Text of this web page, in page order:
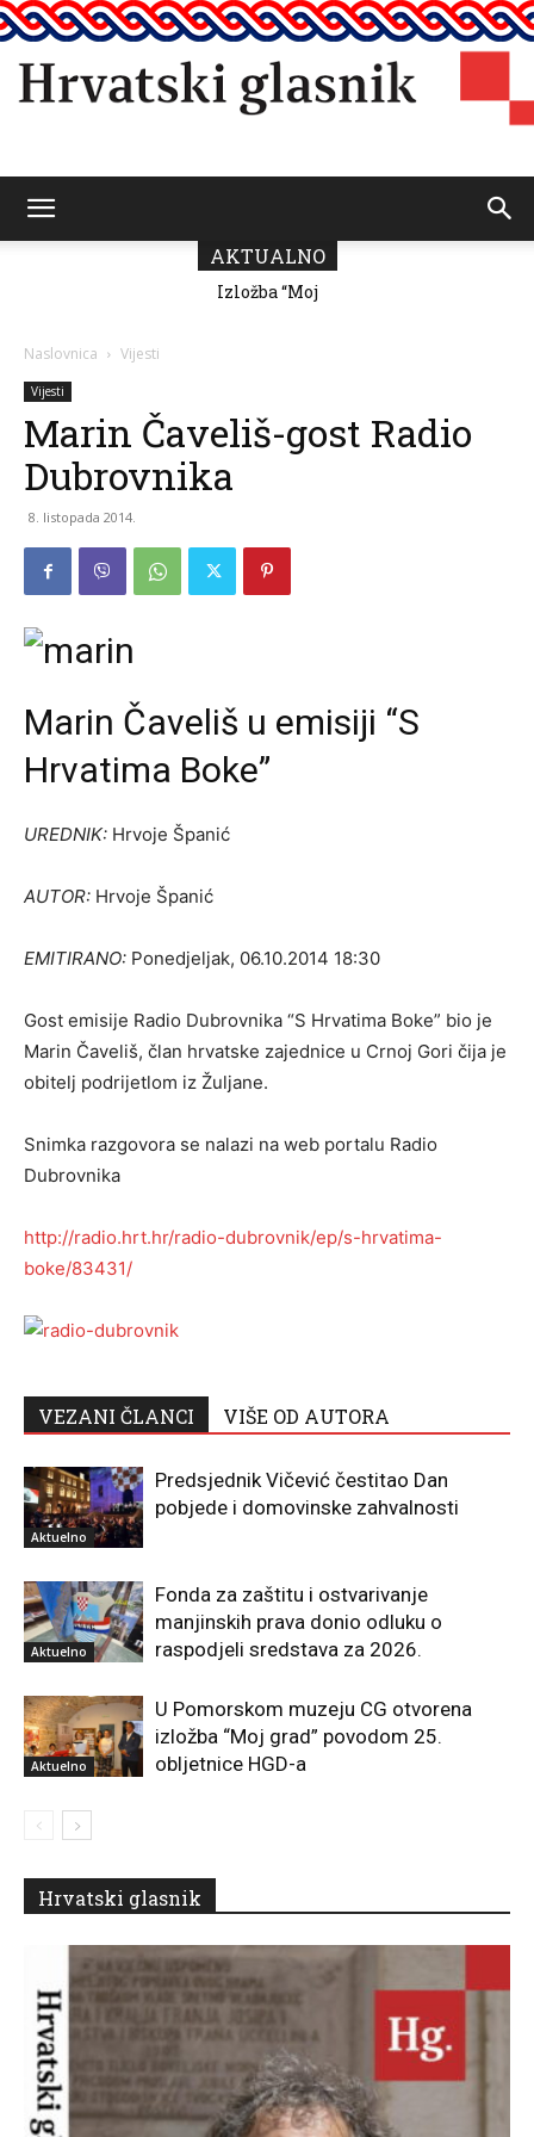
AKTUALNO
Izložba “Moj
Naslovnica Vijesti
Vijesti
Marin Čaveliš-gost Radio
Dubrovnika
8. listopada 2014.
Marin Čaveliš u emisiji “S
Hrvatima Boke”
UREDNIK: Hrvoje Španić
AUTOR: Hrvoje Španić
EMITIRANO: Ponedjeljak, 06.10.2014 18:30
Gost emisije Radio Dubrovnika “S Hrvatima Boke” bio je
Marin Čaveliš, član hrvatske zajednice u Crnoj Gori čija je
obitelj podrijetlom iz Žuljane.
Snimka razgovora se nalazi na web portalu Radio
Dubrovnika
http://radio.hrt.hr/radio-dubrovnik/ep/s-hrvatima-
boke/83431/
VEZANI ČLANCI VIŠE OD AUTORA
Aktuelno
Predsjednik Vičević čestitao Dan
pobjede i domovinske zahvalnosti
Aktuelno
Fonda za zaštitu i ostvarivanje
manjinskih prava donio odluku o
raspodjeli sredstava za 2026.
Aktuelno
U Pomorskom muzeju CG otvorena
izložba “Moj grad” povodom 25.
obljetnice HGD-a
Hrvatski glasnik